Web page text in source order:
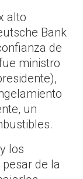
alto
Bank
de
ministro
un
los
de la